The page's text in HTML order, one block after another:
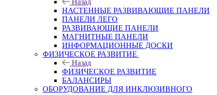
Назад
НАСТЕННЫЕ РАЗВИВАЮЩИЕ ПАНЕЛИ
ПАНЕЛИ ЛЕГО
РАЗВИВАЮЩИЕ ПАНЕЛИ
МАГНИТНЫЕ ПАНЕЛИ
ИНФОРМАЦИОННЫЕ ДОСКИ
ФИЗИЧЕСКОЕ РАЗВИТИЕ
Назад
ФИЗИЧЕСКОЕ РАЗВИТИЕ
БАЛАНСИРЫ
ОБОРУДОВАНИЕ ДЛЯ ИНКЛЮЗИВНОГО